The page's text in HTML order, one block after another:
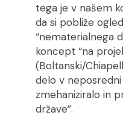
tega je v našem
da si pobliže
“nematerialnega
koncept “na
(Boltanski/
delo v
zmehaniziralo in
države”.